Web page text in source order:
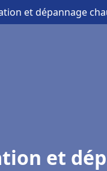
et dépannage
et